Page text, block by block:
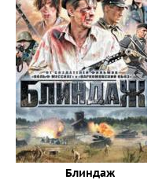
Блиндаж